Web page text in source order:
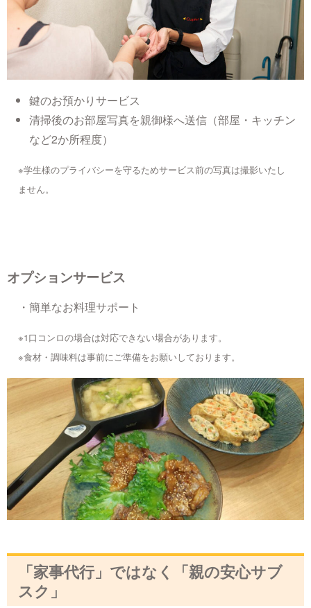
鍵のお預かりサービス
清掃後のお部屋写真を親御様へ送信（部屋・キッチン
など2か所程度）
※学生様のプライバシーを守るためサービス前の写真は撮影いたし
ません。
オプションサービス
・簡単なお料理サポート
※1口コンロの場合は対応できない場合があります。
※食材・調味料は事前にご準備をお願いしております。
「家事代行」ではなく「親の安心サブ
スク」